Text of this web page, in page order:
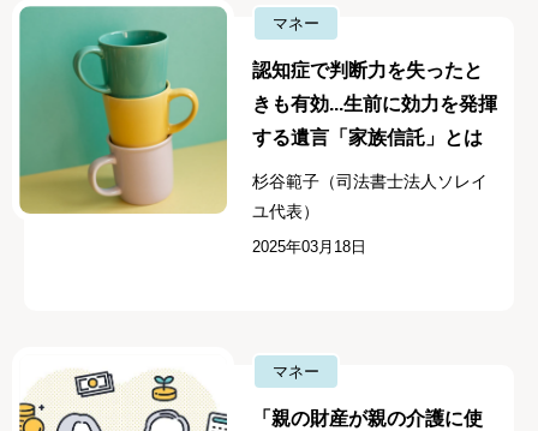
マネー
認知症で判断力を失ったと
きも有効...生前に効力を発揮
する遺言「家族信託」とは
杉谷範子（司法書士法人ソレイ
ユ代表）
2025年03月18日
マネー
「親の財産が親の介護に使